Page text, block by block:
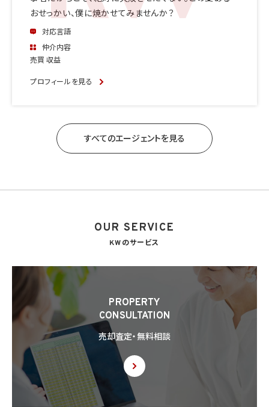
おせっかい、僕に焼かせてみませんか？
対応言語
仲介内容
売買 収益
プロフィールを見る
すべてのエージェントを見る
OUR SERVICE
KWのサービス
PROPERTY
CONSULTATION
売却査定・無料相談